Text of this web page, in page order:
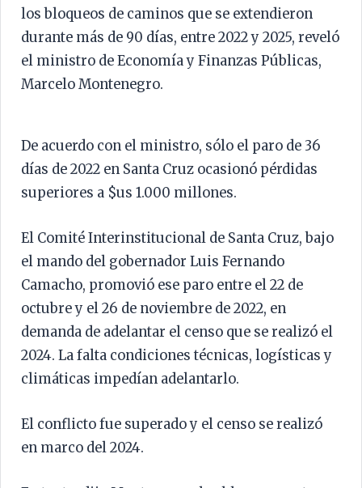
los bloqueos de caminos que se extendieron
durante más de 90 días, entre 2022 y 2025, reveló
el ministro de Economía y Finanzas Públicas,
Marcelo Montenegro.
De acuerdo con el ministro, sólo el paro de 36
días de 2022 en Santa Cruz ocasionó pérdidas
superiores a $us 1.000 millones.
El Comité Interinstitucional de Santa Cruz, bajo
el mando del gobernador Luis Fernando
Camacho, promovió ese paro entre el 22 de
octubre y el 26 de noviembre de 2022, en
demanda de adelantar el censo que se realizó el
2024. La falta condiciones técnicas, logísticas y
climáticas impedían adelantarlo.
El conflicto fue superado y el censo se realizó
en marco del 2024.